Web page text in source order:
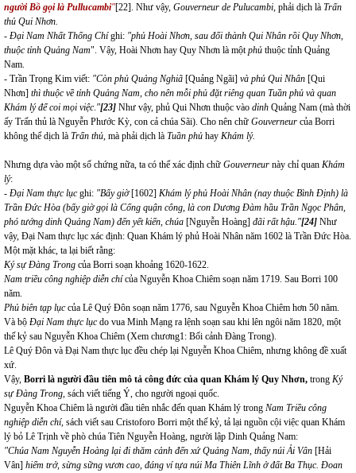
người Bồ gọi là Pullucambi"[22]. Như vậy, Gouverneur de Pulucambi, phải dịch là Trấn
thủ Qui Nhơn.
- Đại Nam Nhất Thống Chíghi: "phủ Hoài Nhơn, sau đổi thành Qui Nhân rồi Quy Nhơn,
thuộc tỉnh Quảng Nam". Vậy, Hoài Nhơn hay Quy Nhơn là mộtphủ thuộc tỉnh Quảng
Nam.
- Trần Trọng Kim viết: "Còn phủ Quảng Nghiã [Quảng Ngãi] và phủ Qui Nhân [Qui
Nhơn] thì thuộc về tỉnh Quảng Nam, cho nên mỗi phủ đặt riêng quan Tuần phủ và quan
Khám lý để coi mọi việc."[23] Như vậy, phủ Qui Nhơn thuộc vào dinh Quảng Nam (mà thời
ấy Trấn thủ là Nguyễn Phước Kỳ, con cả chúa Sãi). Cho nên chữ Gouverneur của Borri
không thể dịch là Trấn thủ, mà phải dịch là Tuần phủ hay Khám lý.
Nhưng dựa vào một số chứng nữa, ta có thể xác định chữ Gouverneur này chỉ quan Khám
lý:
- Đại Nam thực lụcghi: "Bấy giờ [1602] Khám lý phủ Hoài Nhân (nay thuộc Bình Định) là
Trần Đức Hòa (bấy giờ gọi là Cống quận công, là con Dương Đàm hầu Trần Ngọc Phân,
phó tướng dinh Quảng Nam) đến yết kiến, chúa [Nguyễn Hoàng] đãi rất hậu."[24] Như
vậy, Đại Nam thực lục xác định: Quan Khám lý phủ Hoài Nhân năm 1602 là Trần Đức Hòa.
Một mặt khác, ta lại biết rằng:
Ký sự Đàng Trong của Borri soạn khoảng 1620-1622.
Nam triều công nghiệp diễn chícủa Nguyễn Khoa Chiêm soạn năm 1719. Sau Borri 100
năm.
Phủ biên tạp lụccủa Lê Quý Đôn soạn năm 1776, sau Nguyễn Khoa Chiêm hơn 50 năm.
Và bộ Đại Nam thực lụcdo vua Minh Mạng ra lệnh soạn sau khi lên ngôi năm 1820, một
thế kỷ sau Nguyễn Khoa Chiêm (Xem chương1: Bối cảnh Đàng Trong).
Lê Quý Đôn và Đại Nam thực lục đều chép lại Nguyễn Khoa Chiêm, nhưng không đề xuất
xứ.
Vậy, Borri là người đầu tiên mô tả công đức của quan Khám lý Quy Nhơn, trong Ký
sự Đàng Trong, sách viết tiếng Ý, cho người ngoại quốc.
Nguyễn Khoa Chiêm là người đầu tiên nhắc đến quan Khám lý trong Nam Triều công
nghiệp diễn chí, sách viết sau Cristoforo Borri một thế kỷ, tả lại nguồn cội việc quan Khám
lý bỏ Lê Trịnh về phò chúa Tiên Nguyễn Hoàng, người lập Dinh Quảng Nam:
"Chúa Nam Nguyễn Hoàng lại đi thăm cảnh đến xứ Quảng Nam, thấy núi Ải Vân [Hải
Vân] hiểm trở, sừng sững vươn cao, đáng ví tựa núi Ma Thiên Lĩnh ở đất Ba Thục. Đoan